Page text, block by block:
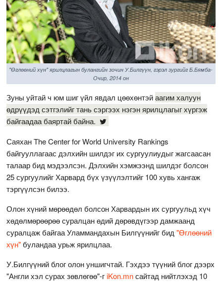
"Өглөөний хүн" ярилцлагын булангийн зочин У.Билгүүн, гэрэл зургийг Б.Бямба-
Очир, 2014 он
Зуны уйтай ч юм шиг үйл явдал цөөхөнтэйаагим халуун
өдрүүдэд сэтгэлийг тань сэргээх нэгэн ярилцлагыг хүргэж
байгаадаа баяртай байна.
Саяхан The Center for World University Rankings
байгууллагаас дэлхийн шилдэг их сургуулиудыг жагсаасан
талаар бид мэдээлсэн. Дэлхийн хэмжээнд шилдэг болсон
25 сургуулийг Харвард бүх үзүүлэлтийг 100 хувь хангаж
тэргүүлсэн билээ.
Олон хүний мөрөөдөл болсон Харвардын их сургуульд хүч
хөдөлмөрөөрөө суралцан өдий дөрөвдүгээр дамжаанд
суралцаж байгаа Уламмандахын Билгүүнийг бид"Өглөөний
хүн"буландаа урьж ярилцлаа.
У.Билгүүний блог олон уншигчтай. Гэхдээ түүний блог дээрх
"Англи хэл сурах зөвлөгөө"-гiKon.mnсайтад нийтлэхэд 10